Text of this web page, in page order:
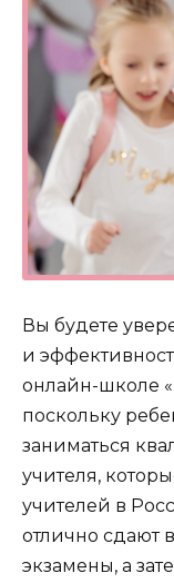
Вы будете
и
онлайн-школе
поскольку
заниматься
учителя,
учителей в
отлично сдают
экзамены, а